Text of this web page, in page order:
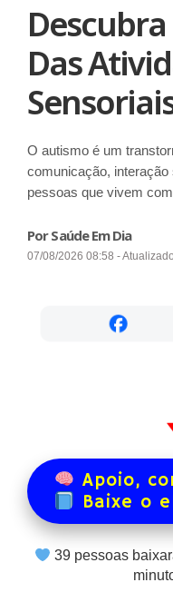
Das
O autismo é um
comunicação,
pessoas que vivem
Por Saúde Em Dia
07/08/2026 08:58 -
Apoio,
Baixe o
39pessoas